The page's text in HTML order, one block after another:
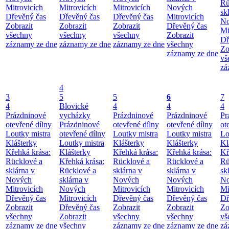
Mitrovicích
Dřevěný čas
Zobrazit
všechny
záznamy ze dne
Mitrovicích
Dřevěný čas
Zobrazit
všechny
záznamy ze dne
Mitrovicích
Dřevěný čas
Zobrazit
všechny
záznamy ze dne
Nových
Mitrovicích
Dřevěný čas
Zobrazit
všechny
záznamy ze dne
3
4
Prázdninové
otevřené dílny
Loutky mistra
Klášterky
Křehká krása:
Rücklové a
sklárna v
Nových
Mitrovicích
Dřevěný čas
Zobrazit
všechny
záznamy ze dne
4
5
Blovické
vycházky
Prázdninové
otevřené dílny
Loutky mistra
Klášterky
Křehká krása:
Rücklové a
sklárna v
Nových
Mitrovicích
Dřevěný čas
Zobrazit
všechny
5
4
Prázdninové
otevřené dílny
Loutky mistra
Klášterky
Křehká krása:
Rücklové a
sklárna v
Nových
Mitrovicích
Dřevěný čas
Zobrazit
všechny
záznamy ze dne
6
4
Prázdninové
otevřené dílny
Loutky mistra
Klášterky
Křehká krása:
Rücklové a
sklárna v
Nových
Mitrovicích
Dřevěný čas
Zobrazit
všechny
záznamy ze dne
7
4